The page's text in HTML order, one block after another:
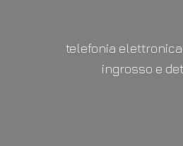
telefonia
ingrosso e